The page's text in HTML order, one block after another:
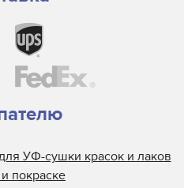
УФ-сушки красок и лаков
покраске